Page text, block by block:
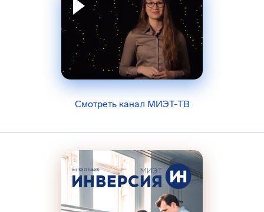
Смотреть канал МИЭТ-ТВ